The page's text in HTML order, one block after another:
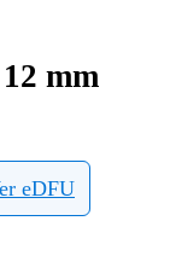
mm
eDFU